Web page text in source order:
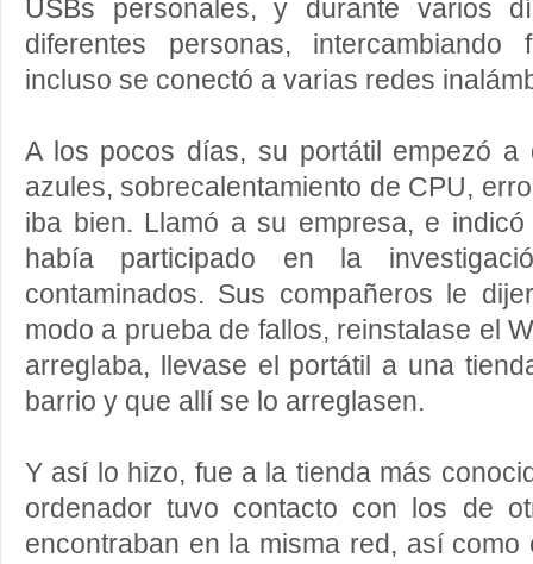
USBs personales, y durante varios
diferentes personas,
incluso se conectó a varias redes
A los pocos días, su portátil empezó a
azules, sobrecalentamiento de CPU,
iba bien. Llamó a su empresa, e
había participado en la
contaminados. Sus compañeros le
modo a prueba de fallos, reinstalase el
arreglaba, llevase el portátil a una
barrio y que allí se lo arreglasen.
Y así lo hizo, fue a la tienda más
ordenador tuvo contacto con los de
encontraban en la misma red, así